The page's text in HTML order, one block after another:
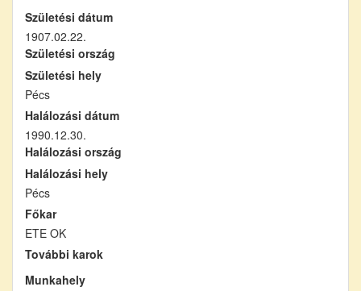
Születési dátum
1907.02.22.
Születési ország
Születési hely
Pécs
Halálozási dátum
1990.12.30.
Halálozási ország
Halálozási hely
Pécs
Főkar
ETE OK
További karok
Munkahely